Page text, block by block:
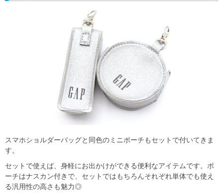
スマホショルダーバッグと同色のミニポーチもセットで付いてきま
す。
セットで使えば、身軽にお出かけができる便利なアイテムです。ポ
ーチはナスカン付きで、セットではもちろんそれぞれ単体でも使え
る汎用性の高さも魅力◎